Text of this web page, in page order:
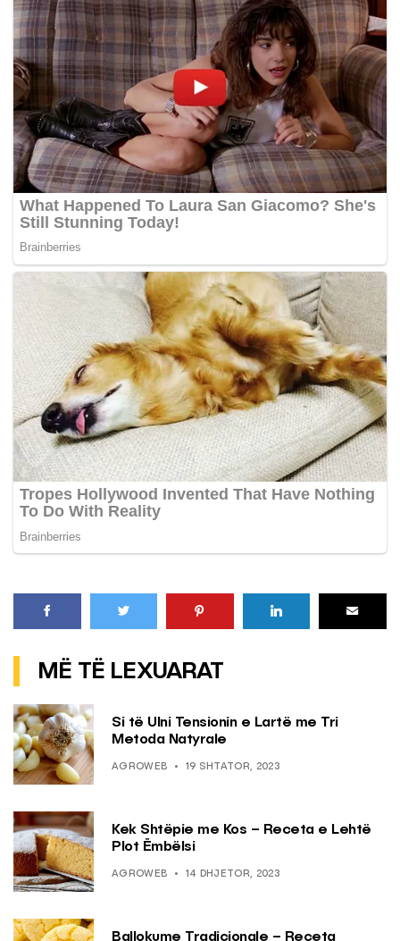
MË TË LEXUARAT
Si të Ulni Tensionin e Lartë me Tri
Metoda Natyrale
AGROWEB 19 SHTATOR, 2023
Kek Shtëpie me Kos – Receta e Lehtë
Plot Ëmbëlsi
AGROWEB 14 DHJETOR, 2023
Ballokume Tradicionale – Receta